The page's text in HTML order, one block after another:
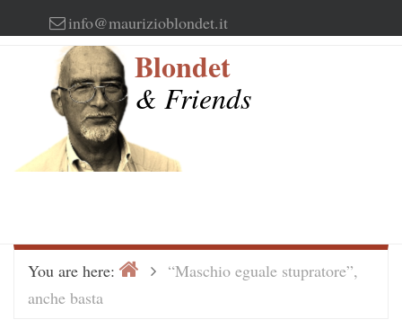
to
info@maurizioblondet.it
Blondet
& Friends
You are here: Home“Maschio eguale stupratore”,
anche basta